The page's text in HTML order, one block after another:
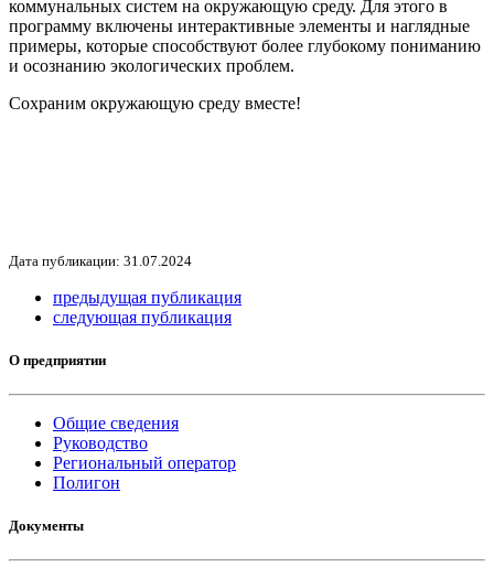
коммунальных систем на окружающую среду. Для этого в
программу включены интерактивные элементы и наглядные
примеры, которые способствуют более глубокому пониманию
и осознанию экологических проблем.
Сохраним окружающую среду вместе!
Дата публикации: 31.07.2024
предыдущая публикация
следующая публикация
О предприятии
Общие сведения
Руководство
Региональный оператор
Полигон
Документы